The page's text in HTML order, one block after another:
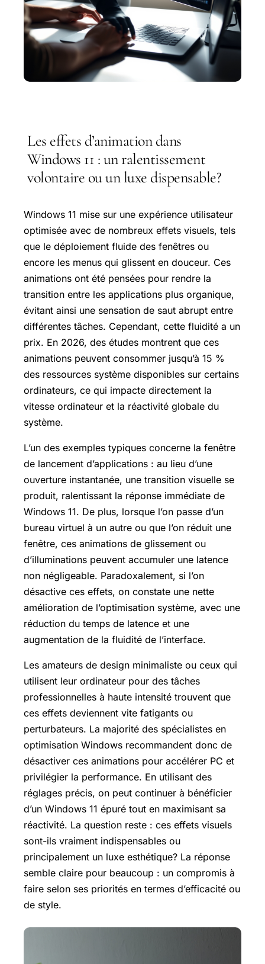
Les effets d’animation dans
Windows 11 : un ralentissement
volontaire ou un luxe dispensable?
Windows 11 mise sur une expérience utilisateur
optimisée avec de nombreux effets visuels, tels
que le déploiement fluide des fenêtres ou
encore les menus qui glissent en douceur. Ces
animations ont été pensées pour rendre la
transition entre les applications plus organique,
évitant ainsi une sensation de saut abrupt entre
différentes tâches. Cependant, cette fluidité a un
prix. En 2026, des études montrent que ces
animations peuvent consommer jusqu’à 15 %
des ressources système disponibles sur certains
ordinateurs, ce qui impacte directement la
vitesse ordinateur et la réactivité globale du
système.
L’un des exemples typiques concerne la fenêtre
de lancement d’applications : au lieu d’une
ouverture instantanée, une transition visuelle se
produit, ralentissant la réponse immédiate de
Windows 11. De plus, lorsque l’on passe d’un
bureau virtuel à un autre ou que l’on réduit une
fenêtre, ces animations de glissement ou
d’illuminations peuvent accumuler une latence
non négligeable. Paradoxalement, si l’on
désactive ces effets, on constate une nette
amélioration de l’optimisation système, avec une
réduction du temps de latence et une
augmentation de la fluidité de l’interface.
Les amateurs de design minimaliste ou ceux qui
utilisent leur ordinateur pour des tâches
professionnelles à haute intensité trouvent que
ces effets deviennent vite fatigants ou
perturbateurs. La majorité des spécialistes en
optimisation Windows recommandent donc de
désactiver ces animations pour accélérer PC et
privilégier la performance. En utilisant des
réglages précis, on peut continuer à bénéficier
d’un Windows 11 épuré tout en maximisant sa
réactivité. La question reste : ces effets visuels
sont-ils vraiment indispensables ou
principalement un luxe esthétique? La réponse
semble claire pour beaucoup : un compromis à
faire selon ses priorités en termes d’efficacité ou
de style.